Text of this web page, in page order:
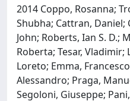
2014 Coppo, Rosanna;
Shubha; Cattran, Daniel;
John; Roberts, Ian S. D.;
Roberta; Tesar,
Loreto; Emma,
Alessandro; Praga,
Segoloni, Giuseppe;